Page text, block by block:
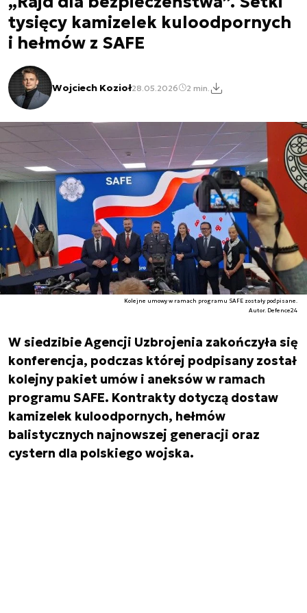
tysięcy kamizelek kuloodpornych
i hełmów z SAFE
Wojciech Kozioł28.05.2026 2 min.
Kolejne umowy w ramach programu SAFE zostały podpisane.
Autor. Defence24
W siedzibie Agencji Uzbrojenia zakończyła się
konferencja, podczas której podpisany został
kolejny pakiet umów i aneksów w ramach
programu SAFE. Kontrakty dotyczą dostaw
kamizelek kuloodpornych, hełmów
balistycznych najnowszej generacji oraz
cystern dla polskiego wojska.